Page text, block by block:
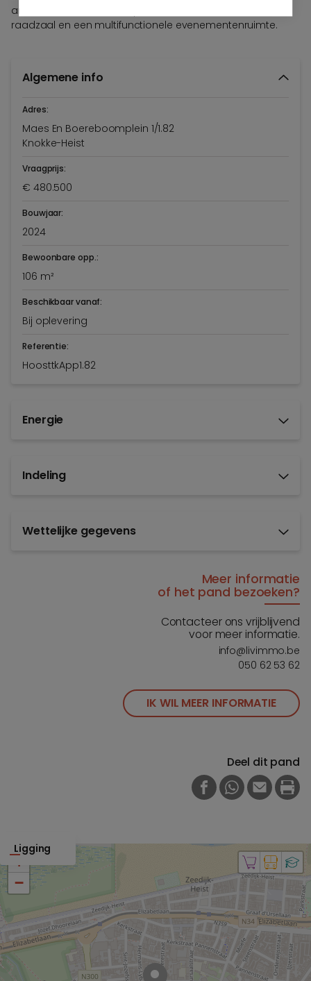
andere een bibliotheek, spelotheek, café, kantoren, een
raadzaal en een multifunctionele evenementenruimte.
Algemene info
Adres:
Maes En Boereboomplein 1/1.82
Knokke-Heist
Vraagprijs:
€ 480.500
Bouwjaar:
2024
Bewoonbare opp.:
106 m²
Beschikbaar vanaf:
Bij oplevering
Referentie:
HoosttkApp1.82
Energie
Indeling
Wettelijke gegevens
Meer informatie
of het pand bezoeken?
Contacteer ons vrijblijvend
voor meer informatie.
info@livimmo.be
050 62 53 62
IK WIL MEER INFORMATIE
Deel dit pand
FACEBOOK
WHATSAPP
E-MAIL
Ligging
+
−